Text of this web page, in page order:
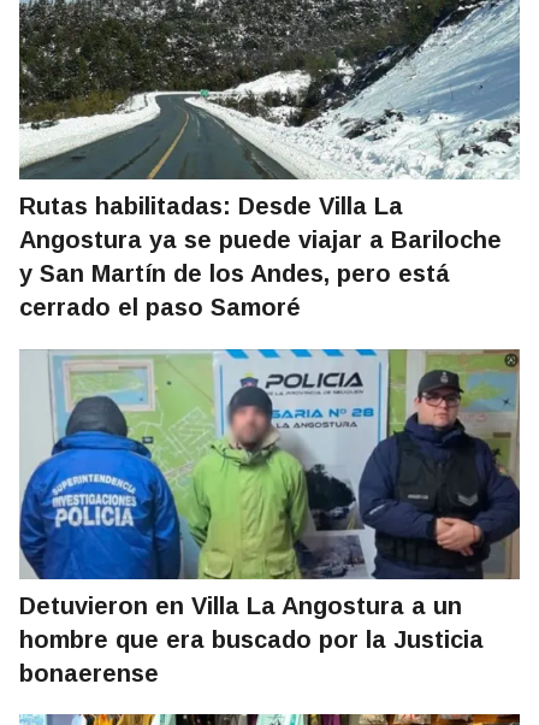
Rutas habilitadas: Desde Villa La
Angostura ya se puede viajar a Bariloche
y San Martín de los Andes, pero está
cerrado el paso Samoré
Detuvieron en Villa La Angostura a un
hombre que era buscado por la Justicia
bonaerense